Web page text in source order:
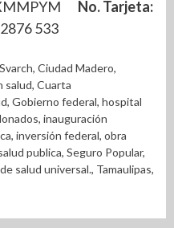
No. Tarjeta:
533
, Ciudad Madero,
salud, Cuarta
, Gobierno federal, hospital
, inauguración
, inversión federal, obra
publica, Seguro Popular,
salud universal., Tamaulipas,